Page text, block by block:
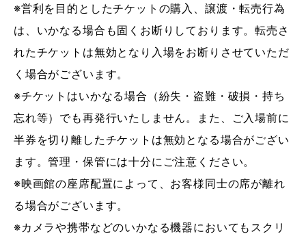
※営利を目的としたチケットの購入、譲渡・転売行為
は、いかなる場合も固くお断りしております。転売さ
れたチケットは無効となり入場をお断りさせていただ
く場合がございます。
※チケットはいかなる場合（紛失・盗難・破損・持ち
忘れ等）でも再発行いたしません。また、ご入場前に
半券を切り離したチケットは無効となる場合がござい
ます。管理・保管には十分にご注意ください。
※映画館の座席配置によって、お客様同士の席が離れ
る場合がございます。
※カメラや携帯などのいかなる機器においてもスクリ